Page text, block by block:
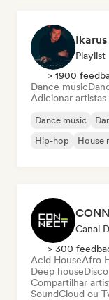
Ikarus
Playlist
> 1900
Dance music
Adicionar
Dance music
Hip-hop
House
Canal
> 300
Acid HouseAfro
Deep houseDisco
Compartilhar
SoundCloud ou